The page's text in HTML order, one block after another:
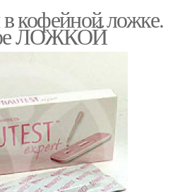
кофейной ложке.
ЛОЖКОЙ